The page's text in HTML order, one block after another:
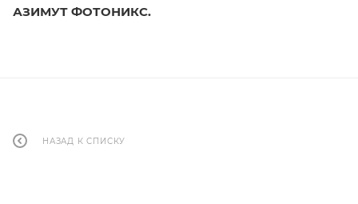
АЗИМУТ ФОТОНИКС.
НАЗАД К СПИСКУ